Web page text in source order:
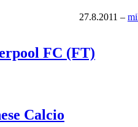
27.8.2011 –
FC (FT)
Calcio